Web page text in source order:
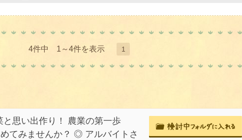
4件中 1～4件を表示 1
思い出作り！ 農業の第一歩
てみませんか？ ◎ アルバイトさ